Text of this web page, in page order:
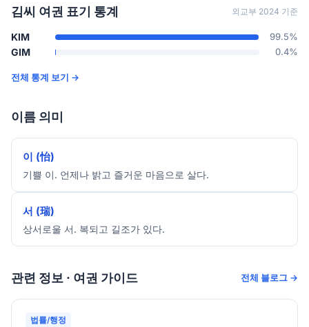
김씨 여권 표기 통계 외교부 2024 기준
KIM 99.5%
GIM 0.4%
전체 통계 보기 →
이름 의미
이 (怡)
기쁠 이. 언제나 밝고 즐거운 마음으로 살다.
서 (瑞)
상서로울 서. 복되고 길조가 있다.
관련 정보 · 여권 가이드 전체 블로그 →
법률/행정